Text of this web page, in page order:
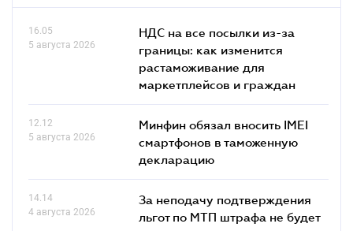
16.05
5 августа 2026
НДС на все посылки из-за
границы: как изменится
растаможивание для
маркетплейсов и граждан
12.12
5 августа 2026
Минфин обязал вносить IMEI
смартфонов в таможенную
декларацию
14.14
4 августа 2026
За неподачу подтверждения
льгот по МТП штрафа не будет